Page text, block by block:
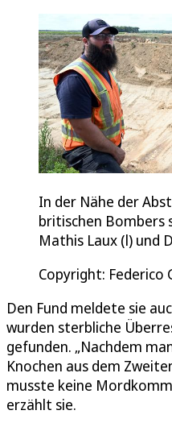
In der Nähe der
britischen Bombers
Mathis Laux (l) und
Copyright: Federico
Den Fund meldete sie
wurden sterbliche
gefunden. „Nachdem
Knochen aus dem
musste keine
erzählt sie.